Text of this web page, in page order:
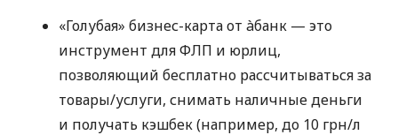
«Голубая» бизнес-карта от àбанк — это
инструмент для ФЛП и юрлиц,
позволяющий бесплатно рассчитываться за
товары/услуги, снимать наличные деньги
и получать кэшбек (например, до 10 грн/л